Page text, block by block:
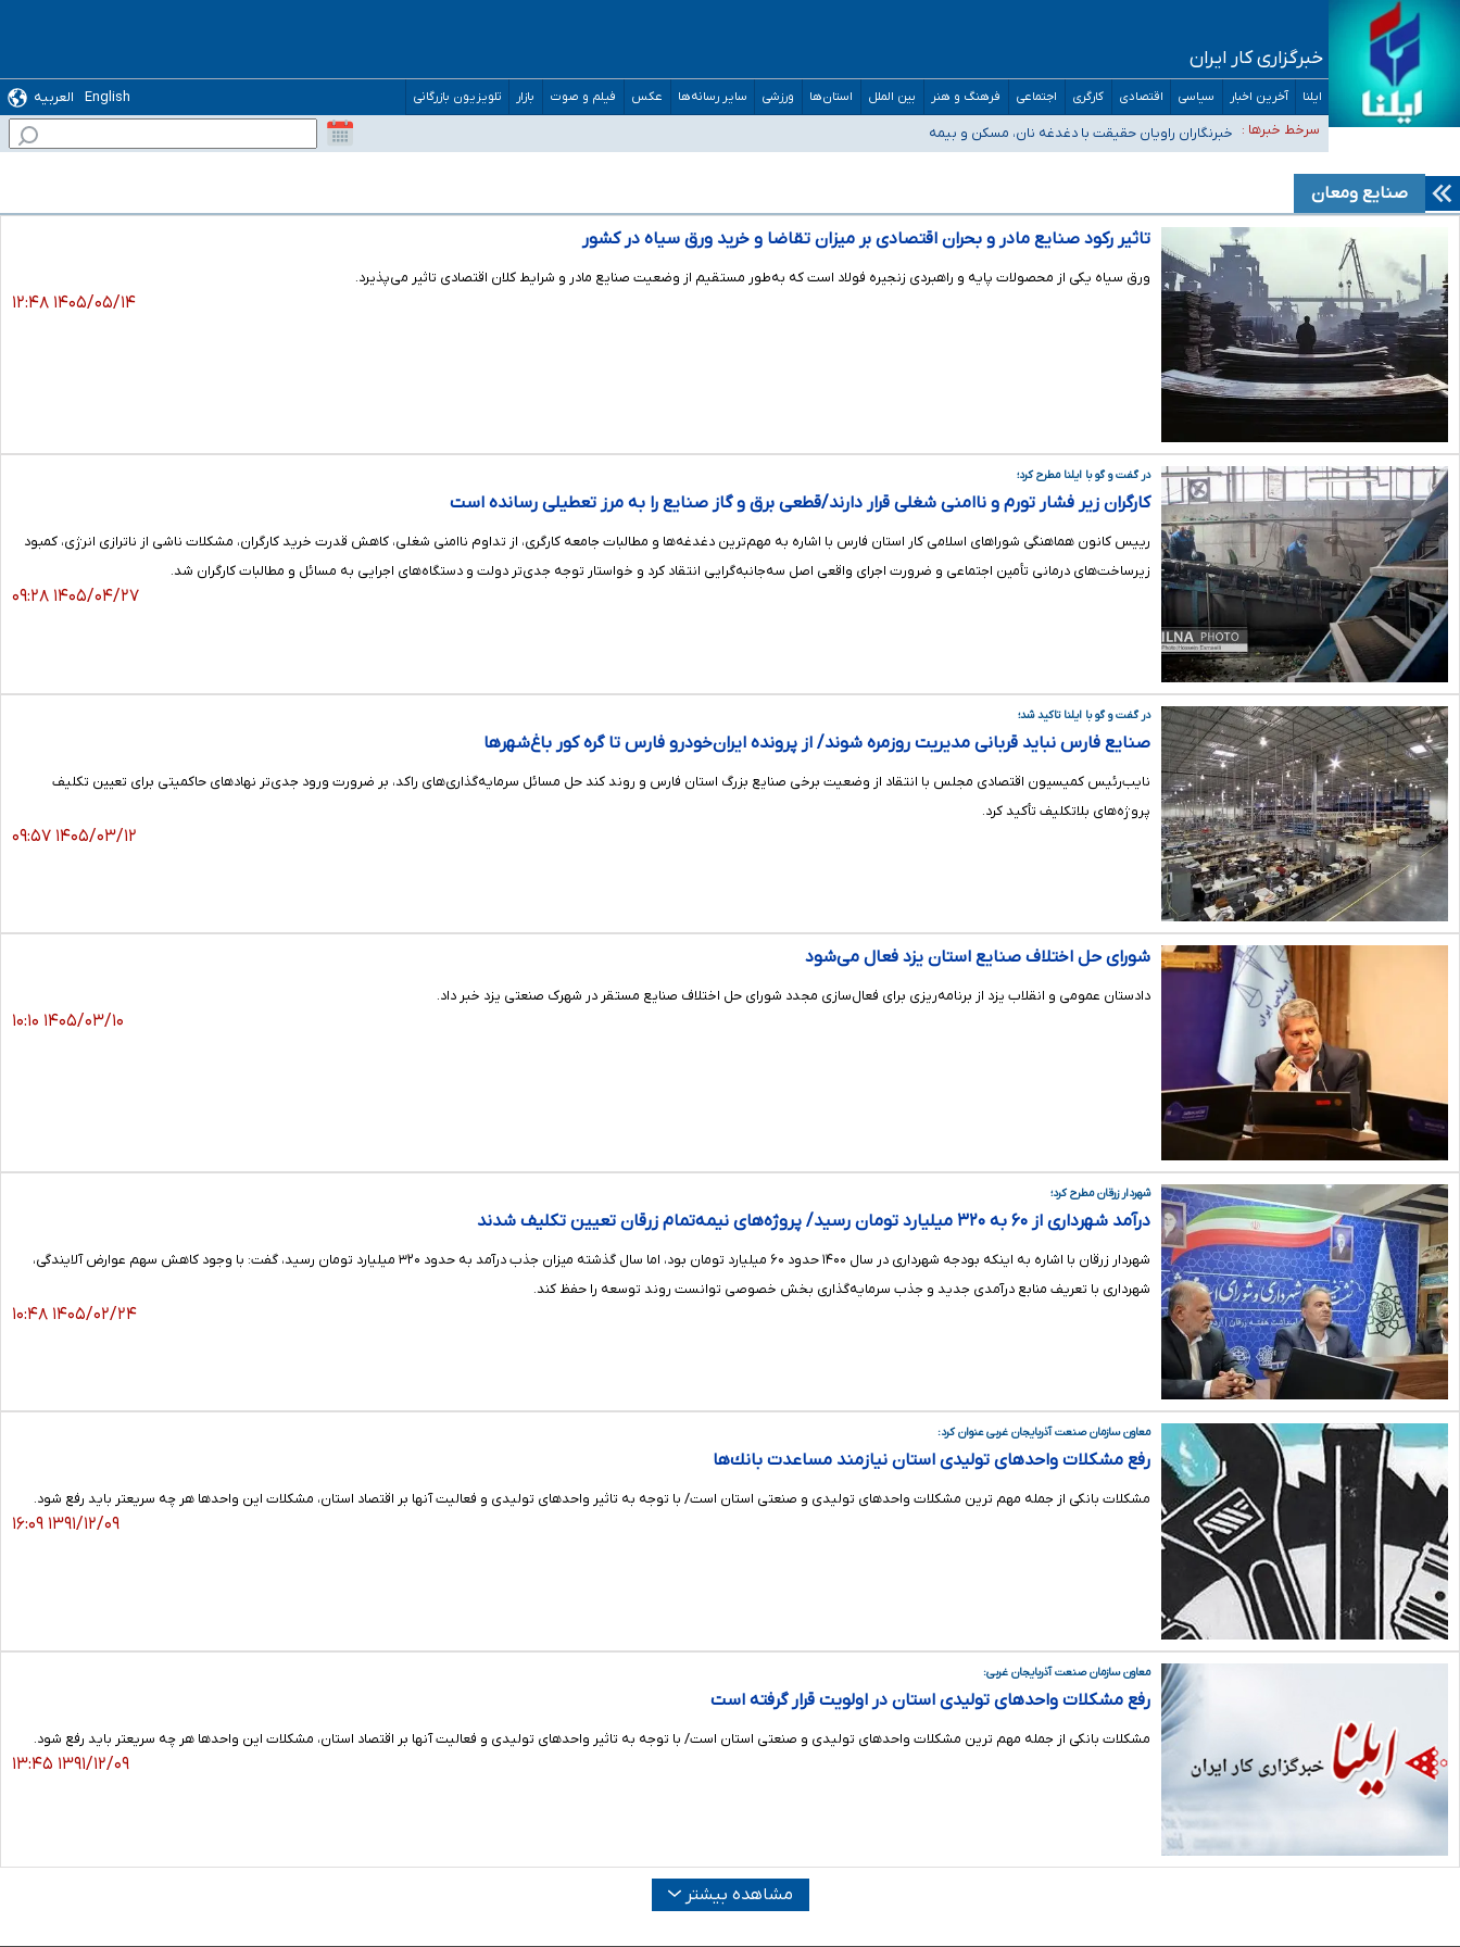
خبرگزاری کار ایران
ایلنا آخرین اخبار سیاسی اقتصادی کارگری اجتماعی فرهنگ و هنر بین الملل استان‌ها ورزشی سایر رسانه‌ها عکس فیلم و صوت بازار تلویزیون بازرگانی English
العربیه
سرخط خبرها :
تعویق آزمون ورودی دکترای تخصصی فرماندهی صحنه عملیات و دکترای تخصصی جغرافیای نظامی دافوس آجا
خبرنگاران راویان حقیقت با دغدغه نان، مسکن و بیمه
ثبت‌نام بخش عمده دانش‌آموزان مدارس ایرانی امارات در کشور/ درباره محصلان باقی‌مانده در دبی متناسب با شرایط جدید تصمیم‌گیری می‌شود
صنایع ومعان
تاثیر رکود صنایع مادر و بحران اقتصادی بر میزان تقاضا و خرید ورق سیاه در کشور
ورق سیاه یکی از محصولات پایه و راهبردی زنجیره فولاد است که به‌طور مستقیم از وضعیت صنایع مادر و شرایط کلان اقتصادی تاثیر می‌پذیرد.
۱۴۰۵/۰۵/۱۴ ۱۲:۴۸
در گفت و گو با ایلنا مطرح کرد؛
کارگران زیر فشار تورم و ناامنی شغلی قرار دارند/قطعی برق و گاز صنایع را به مرز تعطیلی رسانده است
رییس کانون هماهنگی شوراهای اسلامی کار استان فارس با اشاره به مهم‌ترین دغدغه‌ها و مطالبات جامعه کارگری، از تداوم ناامنی شغلی، کاهش قدرت خرید کارگران، مشکلات ناشی از ناترازی انرژی، کمبود
زیرساخت‌های درمانی تأمین اجتماعی و ضرورت اجرای واقعی اصل سه‌جانبه‌گرایی انتقاد کرد و خواستار توجه جدی‌تر دولت و دستگاه‌های اجرایی به مسائل و مطالبات کارگران شد.
۱۴۰۵/۰۴/۲۷ ۰۹:۲۸
در گفت و گو با ایلنا تاکید شد؛
صنایع فارس نباید قربانی مدیریت روزمره شوند/ از پرونده ایران‌خودرو فارس تا گره کور باغ‌شهرها
نایب‌رئیس کمیسیون اقتصادی مجلس با انتقاد از وضعیت برخی صنایع بزرگ استان فارس و روند کند حل مسائل سرمایه‌گذاری‌های راکد، بر ضرورت ورود جدی‌تر نهادهای حاکمیتی برای تعیین تکلیف
پروژه‌های بلاتکلیف تأکید کرد.
۱۴۰۵/۰۳/۱۲ ۰۹:۵۷
شورای حل اختلاف صنایع استان یزد فعال می‌شود
دادستان عمومی و انقلاب یزد از برنامه‌ریزی برای فعال‌سازی مجدد شورای حل اختلاف صنایع مستقر در شهرک صنعتی یزد خبر داد.
۱۴۰۵/۰۳/۱۰ ۱۰:۱۰
شهردار زرقان مطرح کرد؛
درآمد شهرداری از ۶۰ به ۳۲۰ میلیارد تومان رسید/ پروژه‌های نیمه‌تمام زرقان تعیین تکلیف شدند
شهردار زرقان با اشاره به اینکه بودجه شهرداری در سال ۱۴۰۰ حدود ۶۰ میلیارد تومان بود، اما سال گذشته میزان جذب درآمد به حدود ۳۲۰ میلیارد تومان رسید، گفت: با وجود کاهش سهم عوارض آلایندگی،
شهرداری با تعریف منابع درآمدی جدید و جذب سرمایه‌گذاری بخش خصوصی توانست روند توسعه را حفظ کند.
۱۴۰۵/۰۲/۲۴ ۱۰:۴۸
معاون سازمان صنعت آذربایجان غربی عنوان كرد:
رفع مشکلات واحدهای تولیدی استان نیازمند مساعدت بانك‌ها
مشکلات بانکی از جمله مهم ترین مشکلات واحدهای تولیدی و صنعتی استان است/ با توجه به تاثیر واحدهای تولیدی و فعالیت آنها بر اقتصاد استان، مشکلات این واحدها هر چه سریعتر باید رفع شود.
۱۳۹۱/۱۲/۰۹ ۱۶:۰۹
معاون سازمان صنعت آذربایجان غربی:
رفع مشکلات واحدهای تولیدی استان در اولویت قرار گرفته است
مشکلات بانکی از جمله مهم ترین مشکلات واحدهای تولیدی و صنعتی استان است/ با توجه به تاثیر واحدهای تولیدی و فعالیت آنها بر اقتصاد استان، مشکلات این واحدها هر چه سریعتر باید رفع شود.
۱۳۹۱/۱۲/۰۹ ۱۳:۴۵
مشاهده بیشتر